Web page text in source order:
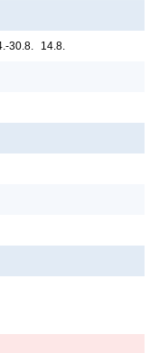
30.8. 14.8.